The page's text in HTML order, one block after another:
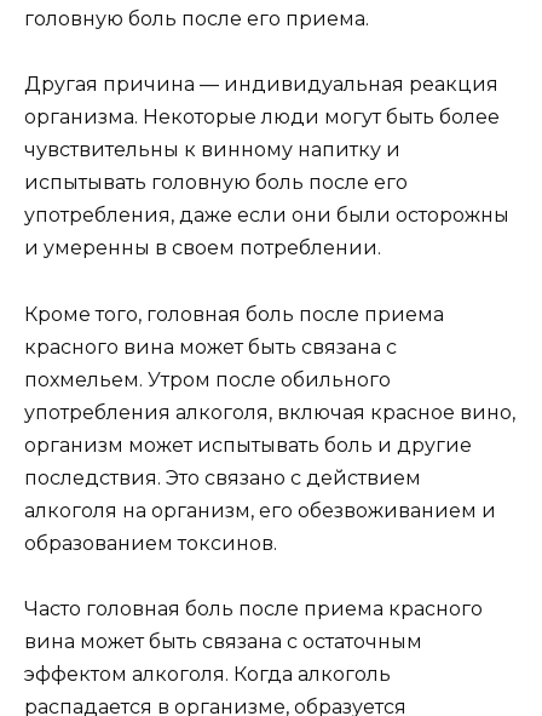
головную боль после его приема.
Другая причина — индивидуальная реакция
организма. Некоторые люди могут быть более
чувствительны к винному напитку и
испытывать головную боль после его
употребления, даже если они были осторожны
и умеренны в своем потреблении.
Кроме того, головная боль после приема
красного вина может быть связана с
похмельем. Утром после обильного
употребления алкоголя, включая красное вино,
организм может испытывать боль и другие
последствия. Это связано с действием
алкоголя на организм, его обезвоживанием и
образованием токсинов.
Часто головная боль после приема красного
вина может быть связана с остаточным
эффектом алкоголя. Когда алкоголь
распадается в организме, образуется